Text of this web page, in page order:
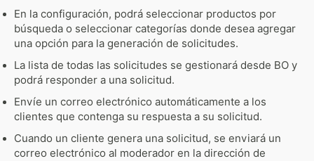
En la configuración, podrá seleccionar productos por
búsqueda o seleccionar categorías donde desea agregar
una opción para la generación de solicitudes.
La lista de todas las solicitudes se gestionará desde BO y
podrá responder a una solicitud.
Envíe un correo electrónico automáticamente a los
clientes que contenga su respuesta a su solicitud.
Cuando un cliente genera una solicitud, se enviará un
correo electrónico al moderador en la dirección de